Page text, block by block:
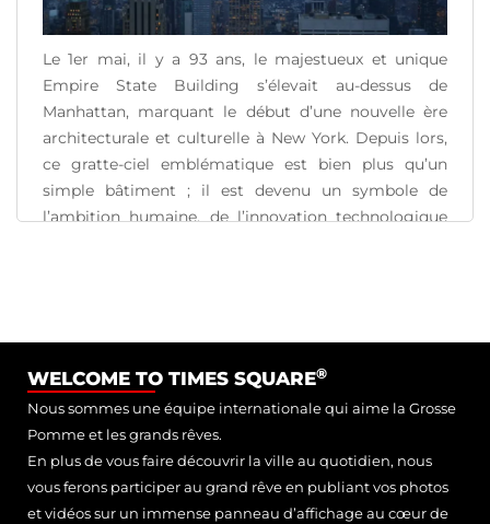
Le 1er mai, il y a 93 ans, le majestueux et unique
Empire State Building s’élevait au-dessus de
Manhattan, marquant le début d’une nouvelle ère
architecturale et culturelle à New York. Depuis lors,
ce gratte-ciel emblématique est bien plus qu’un
simple bâtiment ; il est devenu un symbole de
l’ambition humaine, de l’innovation technologique
WELCOME TO TIMES SQUARE®
Nous sommes une équipe internationale qui aime la Grosse
Pomme et les grands rêves.
En plus de vous faire découvrir la ville au quotidien, nous
vous ferons participer au grand rêve en publiant vos photos
et vidéos sur un immense panneau d’affichage au cœur de